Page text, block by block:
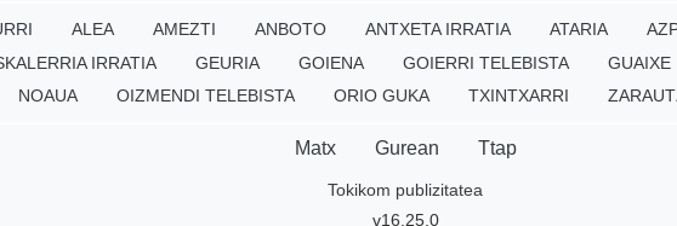
ALEA AMEZTI ANBOTO ANTXETA IRRATIA ATARIA
IRRATIA GEURIA GOIENA GOIERRI TELEBISTA
GUAIXE
NOAUA OIZMENDI TELEBISTA ORIO GUKA TXINTXARRI
Matx Gurean Ttap
Tokikom publizitatea
v16.25.0